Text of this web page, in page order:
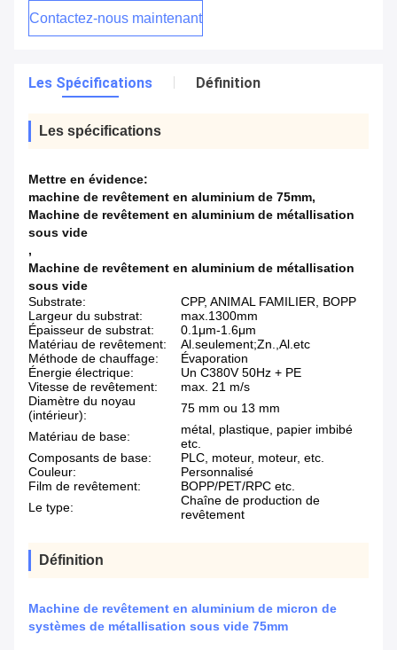
Contactez-nous maintenant
Les Spécifications Définition
Les spécifications
Mettre en évidence:
machine de revêtement en aluminium de 75mm,
Machine de revêtement en aluminium de métallisation
sous vide
,
Machine de revêtement en aluminium de métallisation
sous vide
Substrate:
CPP, ANIMAL FAMILIER, BOPP
Largeur du substrat:
max.1300mm
Épaisseur de substrat:
0.1μm-1.6μm
Matériau de revêtement:
Al.seulement;Zn.,Al.etc
Méthode de chauffage:
Évaporation
Énergie électrique:
Un C380V 50Hz + PE
Vitesse de revêtement:
max. 21 m/s
Diamètre du noyau
(intérieur):
75 mm ou 13 mm
Matériau de base:
métal, plastique, papier imbibé
etc.
Composants de base:
PLC, moteur, moteur, etc.
Couleur:
Personnalisé
Film de revêtement:
BOPP/PET/RPC etc.
Le type:
Chaîne de production de
revêtement
Définition
Machine de revêtement en aluminium de micron de
systèmes de métallisation sous vide 75mm